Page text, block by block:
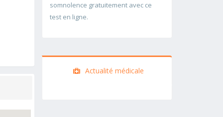
somnolence gratuitement avec ce
test en ligne.
Actualité médicale